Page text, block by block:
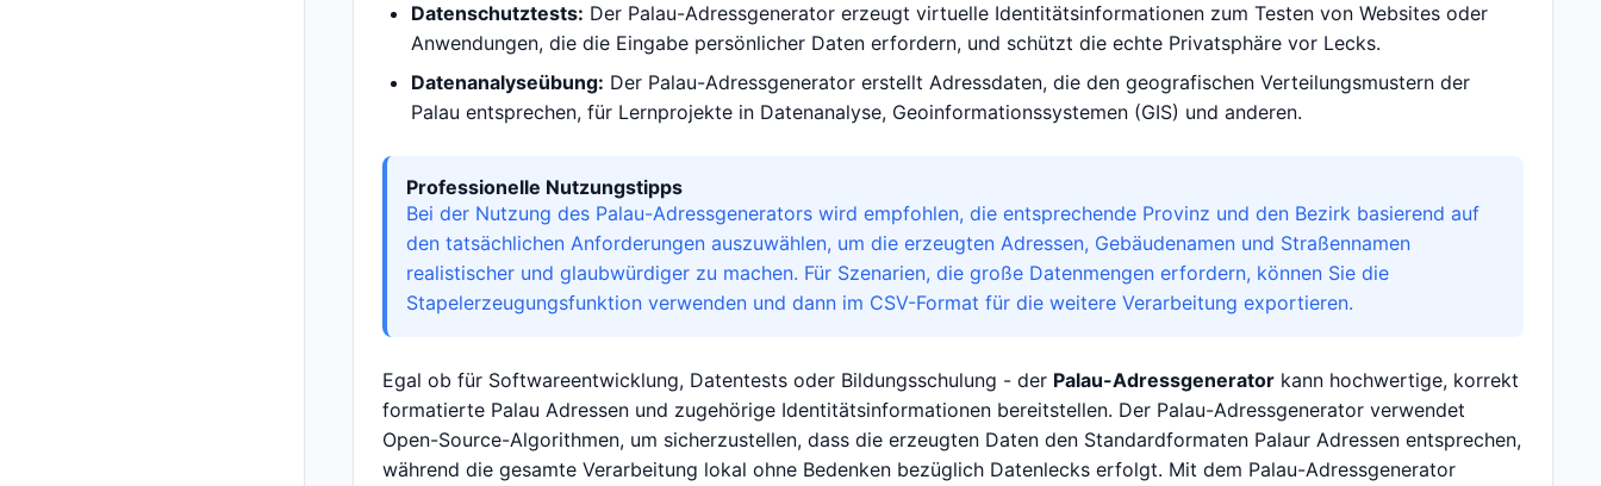
Datenschutztests: Der Palau-Adressgenerator erzeugt virtuelle Identitätsinformationen zum Testen von Websites oder
Anwendungen, die die Eingabe persönlicher Daten erfordern, und schützt die echte Privatsphäre vor Lecks.
Datenanalyseübung: Der Palau-Adressgenerator erstellt Adressdaten, die den geografischen Verteilungsmustern der
Palau entsprechen, für Lernprojekte in Datenanalyse, Geoinformationssystemen (GIS) und anderen.
Professionelle Nutzungstipps
Bei der Nutzung des Palau-Adressgenerators wird empfohlen, die entsprechende Provinz und den Bezirk basierend auf
den tatsächlichen Anforderungen auszuwählen, um die erzeugten Adressen, Gebäudenamen und Straßennamen
realistischer und glaubwürdiger zu machen. Für Szenarien, die große Datenmengen erfordern, können Sie die
Stapelerzeugungsfunktion verwenden und dann im CSV-Format für die weitere Verarbeitung exportieren.
Egal ob für Softwareentwicklung, Datentests oder Bildungsschulung - der Palau-Adressgenerator kann hochwertige, korrekt
formatierte Palau Adressen und zugehörige Identitätsinformationen bereitstellen. Der Palau-Adressgenerator verwendet
Open-Source-Algorithmen, um sicherzustellen, dass die erzeugten Daten den Standardformaten Palaur Adressen entsprechen,
während die gesamte Verarbeitung lokal ohne Bedenken bezüglich Datenlecks erfolgt. Mit dem Palau-Adressgenerator